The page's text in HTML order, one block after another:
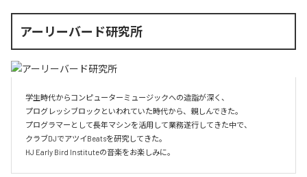
アーリーバード研究所
学生時代からコンピューターミュージックへの造詣が深く、
プログレッシブロックといわれていた時代から、親しんできた。
プログラマーとして長年マシンを活用して業務遂行してきた中で、
クラブDJでアツイBeatsを研究してきた。
HJ Early Bird Instituteの音楽をお楽しみに。